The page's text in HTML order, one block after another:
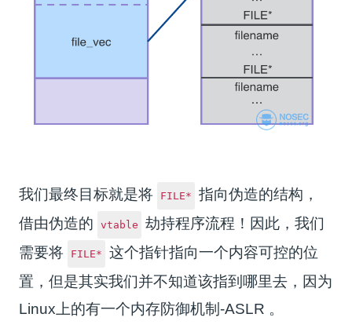
我们最终目标就是将 FILE*
指向伪造的结构，
借由伪造的
vtable
劫持程序流程！因此，我们
需要将
FILE*
这个指针指向一个内容可控的位
置，但是其实我们并不知道该指到哪里去，因为
Linux上的有一个内存防御机制-ASLR 。